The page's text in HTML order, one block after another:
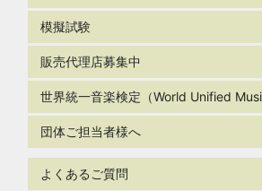
模擬試験
販売代理店募集中
世界統一音楽検定（World Unified
団体ご担当者様へ
よくあるご質問